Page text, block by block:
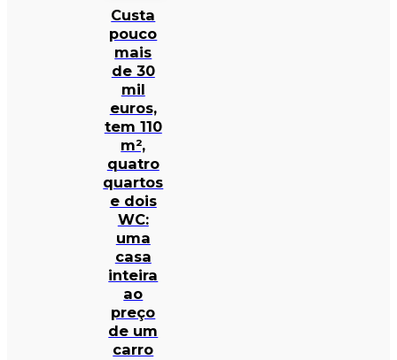
Custa
pouco
mais
de 30
mil
euros,
tem 110
m²,
quatro
quartos
e dois
WC:
uma
casa
inteira
ao
preço
de um
carro